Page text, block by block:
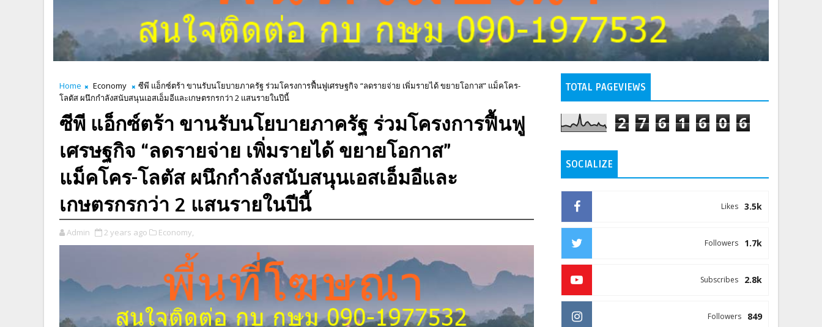
Home Economy
ซีพี แอ็กซ์ตร้า ขานรับนโยบายภาครัฐ ร่วมโครงการฟื้นฟูเศรษฐกิจ “ลดรายจ่าย เพิ่มรายได้ ขยายโอกาส” แม็คโคร-
โลตัส ผนึกกำลังสนับสนุนเอสเอ็มอีและเกษตรกรกว่า 2 แสนรายในปีนี้
ซีพี แอ็กซ์ตร้า ขานรับนโยบายภาครัฐ ร่วมโครงการฟื้นฟู
เศรษฐกิจ “ลดรายจ่าย เพิ่มรายได้ ขยายโอกาส”
แม็คโคร-โลตัส ผนึกกำลังสนับสนุนเอสเอ็มอีและ
เกษตรกรกว่า 2 แสนรายในปีนี้
Admin 2 years ago Economy,
TOTAL PAGEVIEWS
2 7 6 1 6 0 6
SOCIALIZE
3.5k
Likes
1.7k
Followers
2.8k
Subscribes
849
Followers